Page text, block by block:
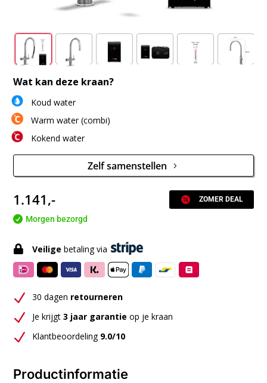
Wat kan deze kraan?
Koud water
Warm water (combi)
Kokend water
Zelf samenstellen
 ZOMER DEAL
1.141,-
 Morgen bezorgd
 Veilige betaling via
N 30 dagen retourneren
N Je krijgt3 jaar garantie op je kraan
N Klantbeoordeling 9.0/10
Productinformatie